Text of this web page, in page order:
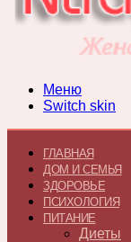
Меню
Switch skin
ГЛАВНАЯ
ДОМ И СЕМЬЯ
ЗДОРОВЬЕ
ПСИХОЛОГИЯ
ПИТАНИЕ
Диеты